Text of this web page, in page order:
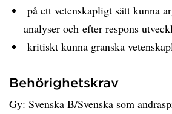
på ett vetenskapligt sätt kunna
analyser och efter respons
kritiskt kunna granska
Behörighetskrav
Gy: Svenska B/Svenska som